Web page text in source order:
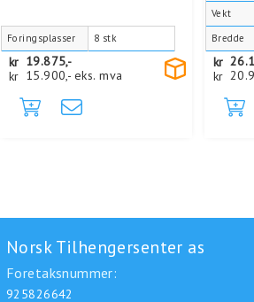
Foringsplasser 8 stk
kr 19.875,-
kr 15.900,- eks. mva
Vekt
Bredde
kr
kr
Norsk Tilhengersenter as
Foretaksnummer:
925826642